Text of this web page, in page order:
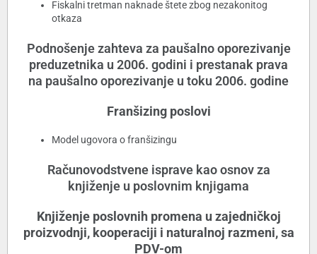
Fiskalni tretman naknade štete zbog nezakonitog
otkaza
Podnošenje zahteva za paušalno oporezivanje
preduzetnika u 2006. godini i prestanak prava
na paušalno oporezivanje u toku 2006. godine
Franšizing poslovi
Model ugovora o franšizingu
Računovodstvene isprave kao osnov za
knjiženje u poslovnim knjigama
Knjiženje poslovnih promena u zajedničkoj
proizvodnji, kooperaciji i naturalnoj razmeni, sa
PDV-om